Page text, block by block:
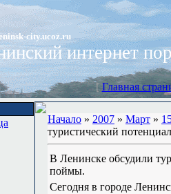
city.ucoz.ru
интернет
[Главная
Начало » 2007 » Март »
туристический
В Ленинске обсудили
поймы.
Сегодня в городе